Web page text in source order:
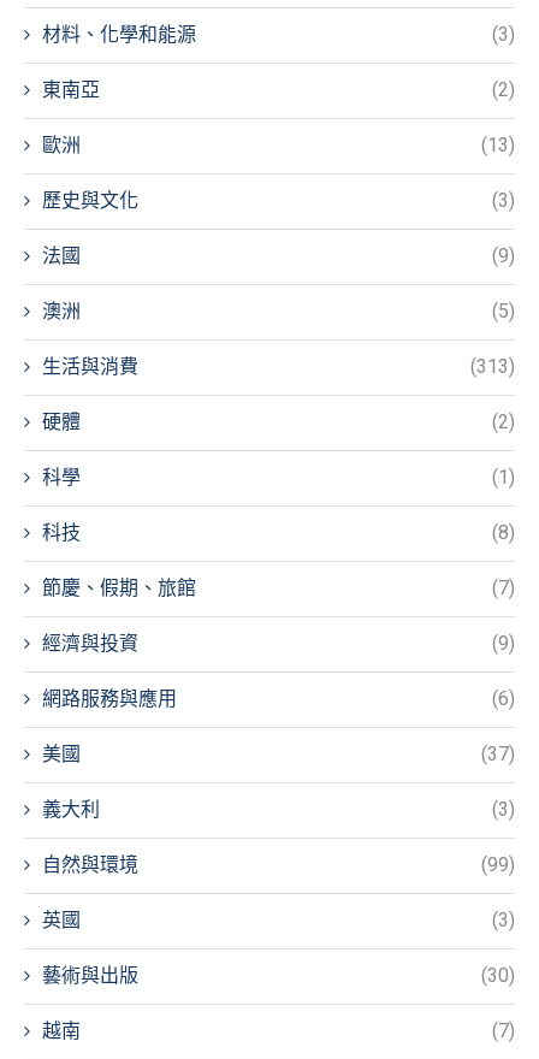
材料、化學和能源 (3)
東南亞 (2)
歐洲 (13)
歷史與文化 (3)
法國 (9)
澳洲 (5)
生活與消費 (313)
硬體 (2)
科學 (1)
科技 (8)
節慶、假期、旅館 (7)
經濟與投資 (9)
網路服務與應用 (6)
美國 (37)
義大利 (3)
自然與環境 (99)
英國 (3)
藝術與出版 (30)
越南 (7)